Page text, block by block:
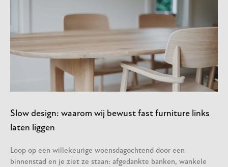
Slow design: waarom wij bewust fast furniture links
laten liggen
Loop op een willekeurige woensdagochtend door een
binnenstad en je ziet ze staan: afgedankte banken, wankele